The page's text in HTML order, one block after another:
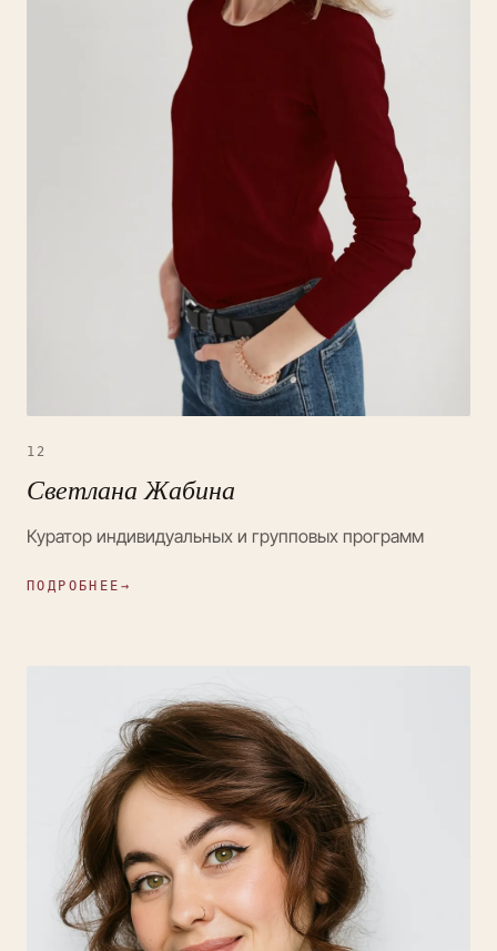
12
Светлана Жабина
Куратор индивидуальных и групповых программ
ПОДРОБНЕЕ →